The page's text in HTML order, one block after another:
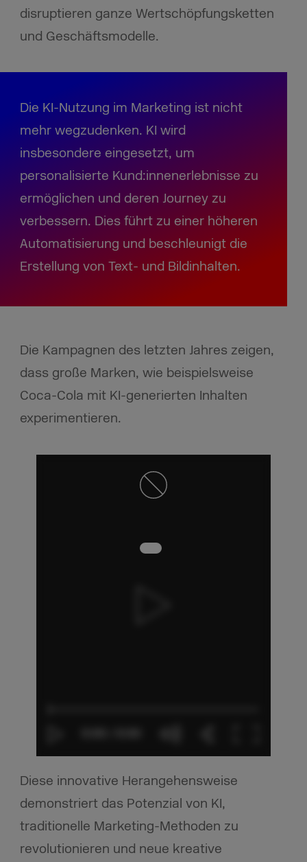
disruptieren ganze Wertschöpfungsketten
und Geschäftsmodelle.
Die KI-Nutzung im Marketing ist nicht
mehr wegzudenken. KI wird
insbesondere eingesetzt, um
personalisierte Kund:innenerlebnisse zu
ermöglichen und deren Journey zu
verbessern. Dies führt zu einer höheren
Automatisierung und beschleunigt die
Erstellung von Text- und Bildinhalten.
Die Kampagnen des letzten Jahres zeigen,
dass große Marken, wie beispielsweise
Coca-Cola mit KI-generierten Inhalten
experimentieren.
Diese innovative Herangehensweise
demonstriert das Potenzial von KI,
traditionelle Marketing-Methoden zu
revolutionieren und neue kreative